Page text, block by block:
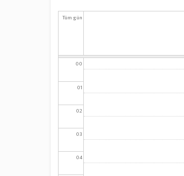
Tüm gün
00
01
02
03
04